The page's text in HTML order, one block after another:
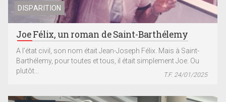
DISPARITION
Joe Félix, un roman de Saint-Barthélemy
A l’état civil, son nom était Jean-Joseph Félix. Mais à Saint-
Barthélemy, pour toutes et tous, il était simplement Joe. Ou
plutôt...
T.F. 24/01/2025